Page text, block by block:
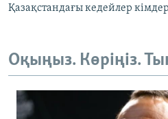
Қазақстандағы кедейлер
Оқыңыз. Көріңіз.